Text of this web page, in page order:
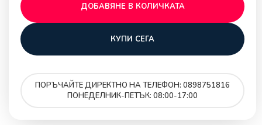
ДОБАВЯНЕ В КОЛИЧКАТА
КУПИ СЕГА
ПОРЪЧАЙТЕ ДИРЕКТНО НА ТЕЛЕФОН: 0898751816
ПОНЕДЕЛНИК-ПЕТЪК: 08:00-17:00